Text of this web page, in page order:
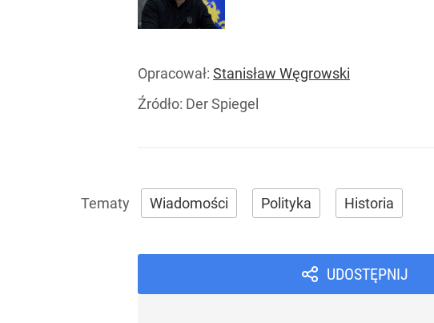
Opracował: Stanisław Węgrowski
Źródło: Der Spiegel
Wiadomości Polityka Historia
UDOSTĘPNIJ